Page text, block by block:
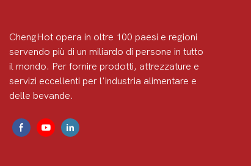
ChengHot opera in oltre 100 paesi e regioni
servendo più di un miliardo di persone in tutto
il mondo. Per fornire prodotti, attrezzature e
servizi eccellenti per l'industria alimentare e
delle bevande.